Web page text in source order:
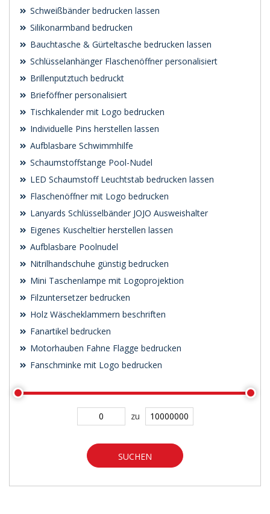
Schweißbänder bedrucken lassen
Silikonarmband bedrucken
Bauchtasche & Gürteltasche bedrucken lassen
Schlüsselanhänger Flaschenöffner personalisiert
Brillenputztuch bedruckt
Brieföffner personalisiert
Tischkalender mit Logo bedrucken
Individuelle Pins herstellen lassen
Aufblasbare Schwimmhilfe
Schaumstoffstange Pool-Nudel
LED Schaumstoff Leuchtstab bedrucken lassen
Flaschenöffner mit Logo bedrucken
Lanyards Schlüsselbänder JOJO Ausweishalter
Eigenes Kuscheltier herstellen lassen
Aufblasbare Poolnudel
Nitrilhandschuhe günstig bedrucken
Mini Taschenlampe mit Logoprojektion
Filzuntersetzer bedrucken
Holz Wäscheklammern beschriften
Fanartikel bedrucken
Motorhauben Fahne Flagge bedrucken
Fanschminke mit Logo bedrucken
zu
SUCHEN